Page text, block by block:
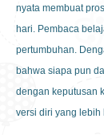
nyata membuat
hari. Pembaca
pertumbuhan.
bahwa siapa pun
dengan keputusan
versi diri yang lebih